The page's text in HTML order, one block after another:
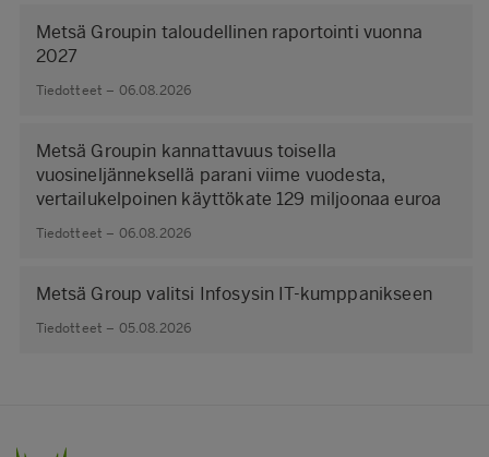
Metsä Groupin taloudellinen raportointi vuonna
2027
Tiedotteet – 06.08.2026
Metsä Groupin kannattavuus toisella
vuosineljänneksellä parani viime vuodesta,
vertailukelpoinen käyttökate 129 miljoonaa euroa
Tiedotteet – 06.08.2026
Metsä Group valitsi Infosysin IT-kumppanikseen
Tiedotteet – 05.08.2026